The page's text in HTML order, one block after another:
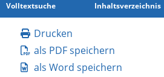
Volltextsuche Inhaltsverzeichnis
Drucken
als PDF speichern
als Word speichern